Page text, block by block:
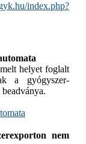
index.php?
helyet foglalt
a gyógyszer-
nem